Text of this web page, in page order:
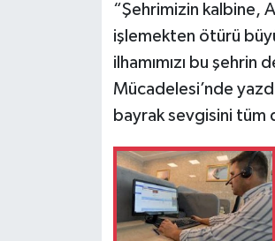
“Şehrimizin kalbine,
işlemekten ötürü
ilhamımızı bu
Mücadelesi’nde
bayrak sevgisini tüm